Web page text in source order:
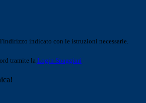
indicato con le istruzioni necessarie.
tramite la Login Spaggiari